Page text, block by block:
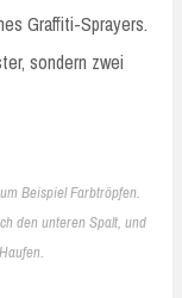
Graffiti-Sprayers.
sondern zwei
Beispiel Farbtröpfen.
den unteren Spalt, und